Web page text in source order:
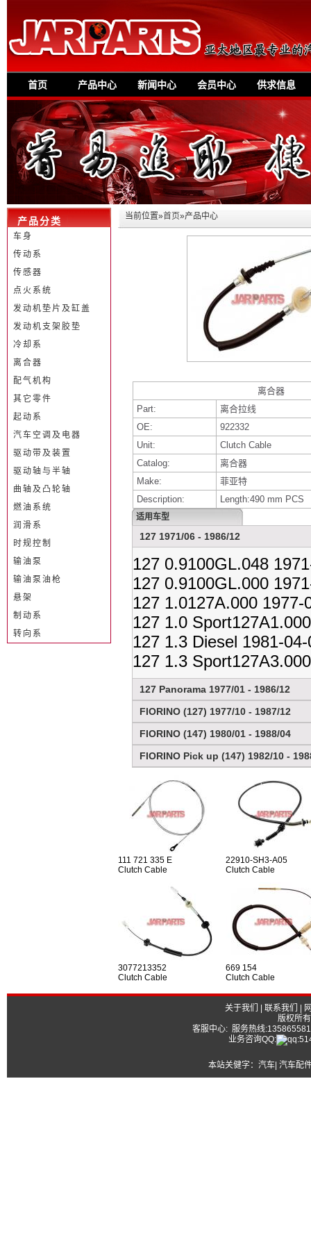
首页 产品中心 新闻中心 会员中心 供求信息
当前位置»首页»产品中心
离合器
Part:
离合拉线
OE:
922332
Unit:
Clutch Cable
Catalog:
离合器
Make:
菲亚特
Description:
Length:490 mm PCS
适用车型
127 1971/06 - 1986/12
127 0.9100GL.048
127 0.9100GL.000
127 1.0127A.000 1977-
127 1.0
127 1.3 Diesel 1981-
127 1.3
127 Panorama 1977/01 - 1986/12
FIORINO (127) 1977/10 - 1987/12
FIORINO (147) 1980/01 - 1988/04
FIORINO Pick up (147) 1982/10 -
111 721 335 E
Clutch Cable
22910-SH3-A05
Clutch Cable
3077213352
Clutch Cable
669 154
Clutch Cable
产品分类
车身
传动系
传感器
点火系统
发动机垫片及缸盖
发动机支架胶垫
冷却系
离合器
配气机构
其它零件
起动系
汽车空调及电器
驱动带及装置
驱动轴与半轴
曲轴及凸轮轴
燃油系统
润滑系
时规控制
输油泵
输油泵油枪
悬架
制动系
转向系
关于我们 联系我们
版权所
客服中心: 服务热线
业务咨询QQ:
本站关健字： 汽车| 汽车配